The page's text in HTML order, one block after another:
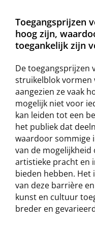
Toegangsprijzen
hoog zijn,
toegankelijk zijn
De toegangsprijzen
struikelblok vormen
aangezien ze vaak
mogelijk niet voor
kan leiden tot een
het publiek dat
waardoor sommige
van de mogelijkheid
artistieke pracht en
bieden hebben. Het
van deze barrière
kunst en cultuur
breder en